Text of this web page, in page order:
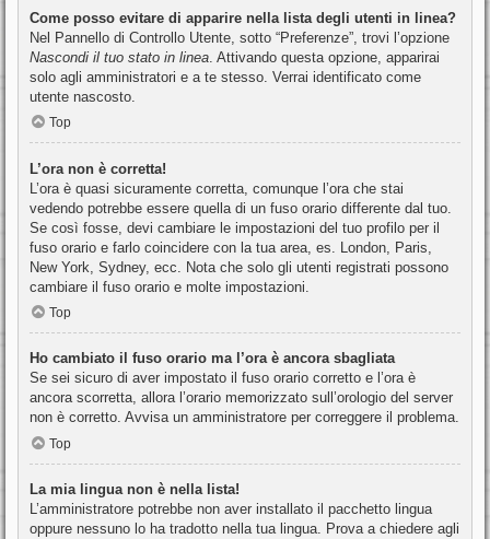
Come posso evitare di apparire nella lista degli utenti in linea?
Nel Pannello di Controllo Utente, sotto “Preferenze”, trovi l’opzione
Nascondi il tuo stato in linea . Attivando questa opzione, apparirai
solo agli amministratori e a te stesso. Verrai identificato come
utente nascosto.
Top
L’ora non è corretta!
L’ora è quasi sicuramente corretta, comunque l’ora che stai
vedendo potrebbe essere quella di un fuso orario differente dal tuo.
Se così fosse, devi cambiare le impostazioni del tuo profilo per il
fuso orario e farlo coincidere con la tua area, es. London, Paris,
New York, Sydney, ecc. Nota che solo gli utenti registrati possono
cambiare il fuso orario e molte impostazioni.
Top
Ho cambiato il fuso orario ma l’ora è ancora sbagliata
Se sei sicuro di aver impostato il fuso orario corretto e l’ora è
ancora scorretta, allora l’orario memorizzato sull’orologio del server
non è corretto. Avvisa un amministratore per correggere il problema.
Top
La mia lingua non è nella lista!
L’amministratore potrebbe non aver installato il pacchetto lingua
oppure nessuno lo ha tradotto nella tua lingua. Prova a chiedere agli